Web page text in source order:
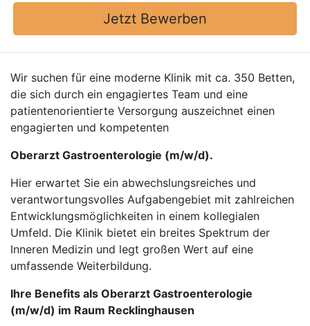
Jetzt Bewerben
Wir suchen für eine moderne Klinik mit ca. 350 Betten,
die sich durch ein engagiertes Team und eine
patientenorientierte Versorgung auszeichnet einen
engagierten und kompetenten
Oberarzt Gastroenterologie (m/w/d).
Hier erwartet Sie ein abwechslungsreiches und
verantwortungsvolles Aufgabengebiet mit zahlreichen
Entwicklungsmöglichkeiten in einem kollegialen
Umfeld. Die Klinik bietet ein breites Spektrum der
Inneren Medizin und legt großen Wert auf eine
umfassende Weiterbildung.
Ihre Benefits als Oberarzt Gastroenterologie
(m/w/d) im Raum Recklinghausen